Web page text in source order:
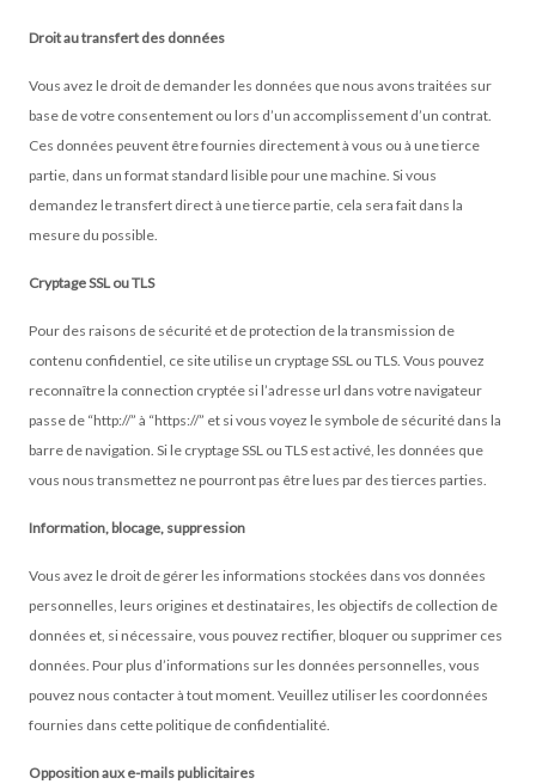
Droit au transfert des données
Vous avez le droit de demander les données que nous avons traitées sur
base de votre consentement ou lors d’un accomplissement d’un contrat.
Ces données peuvent être fournies directement à vous ou à une tierce
partie, dans un format standard lisible pour une machine. Si vous
demandez le transfert direct à une tierce partie, cela sera fait dans la
mesure du possible.
Cryptage SSL ou TLS
Pour des raisons de sécurité et de protection de la transmission de
contenu confidentiel, ce site utilise un cryptage SSL ou TLS. Vous pouvez
reconnaître la connection cryptée si l’adresse url dans votre navigateur
passe de “http://” à “https://” et si vous voyez le symbole de sécurité dans la
barre de navigation. Si le cryptage SSL ou TLS est activé, les données que
vous nous transmettez ne pourront pas être lues par des tierces parties.
Information, blocage, suppression
Vous avez le droit de gérer les informations stockées dans vos données
personnelles, leurs origines et destinataires, les objectifs de collection de
données et, si nécessaire, vous pouvez rectifier, bloquer ou supprimer ces
données. Pour plus d’informations sur les données personnelles, vous
pouvez nous contacter à tout moment. Veuillez utiliser les coordonnées
fournies dans cette politique de confidentialité.
Opposition aux e-mails publicitaires